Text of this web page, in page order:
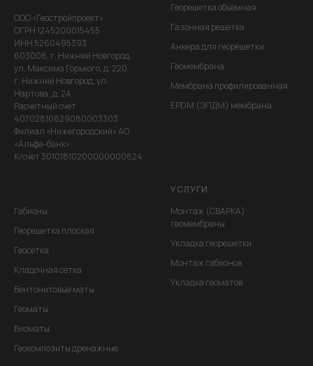
ООО «Геостройпроект»
ОГРН 1245200015455
ИНН 5260495393
603006, г. Нижний Новгород,
ул. Максима Горького, д. 220
г. Нижний Новгород, ул.
Нартова,,д. 2А
Расчетный счет
40702810829080003303
Филиал «Нижегородский» АО
«Альфа-банк»
К/счет 30101810200000000824
Георешетка объёмная
Газонная решетка
Анкера для георешетки
Геомембрана
Мембрана профилированная
EPDM (ЭПДМ) мембрана
Габионы
Георешетка плоская
Геосетка
Кладочная сетка
Бентонитовые маты
Геоматы
Биоматы
Геокомпозиты дренажные
УСЛУГИ
Монтаж (СВАРКА)
геомембраны
Укладка георешетки
Монтаж габионов
Укладка геоматов